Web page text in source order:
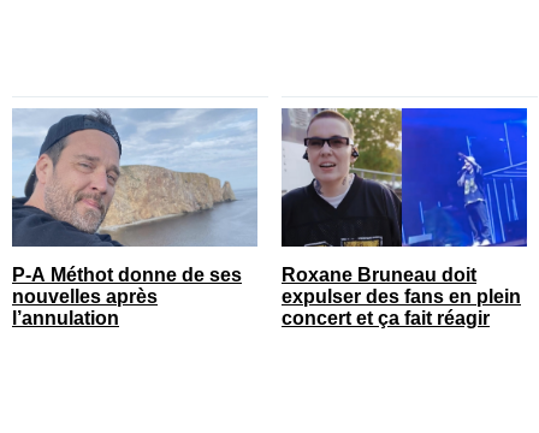
P-A Méthot donne de ses
nouvelles après
l’annulation
Roxane Bruneau doit
expulser des fans en plein
concert et ça fait réagir